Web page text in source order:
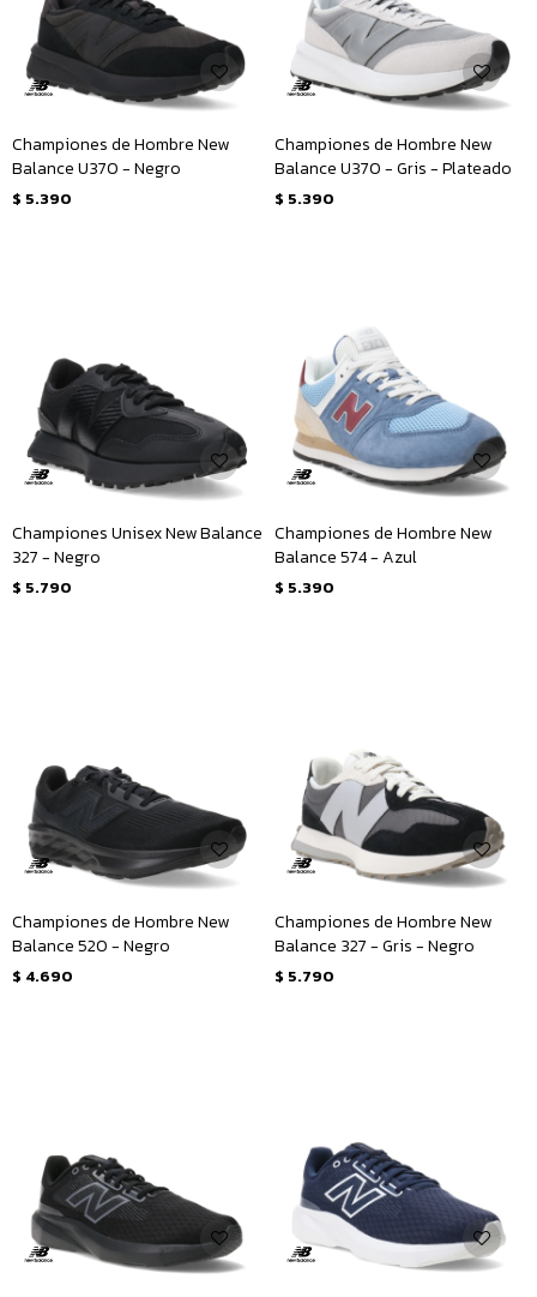
Championes de Hombre New
Balance U370 - Negro
$ 5.390
Championes de Hombre New
Balance U370 - Gris - Plateado
$ 5.390
Championes Unisex New Balance
327 - Negro
$ 5.790
Championes de Hombre New
Balance 574 - Azul
$ 5.390
Championes de Hombre New
Balance 520 - Negro
$ 4.690
Championes de Hombre New
Balance 327 - Gris - Negro
$ 5.790